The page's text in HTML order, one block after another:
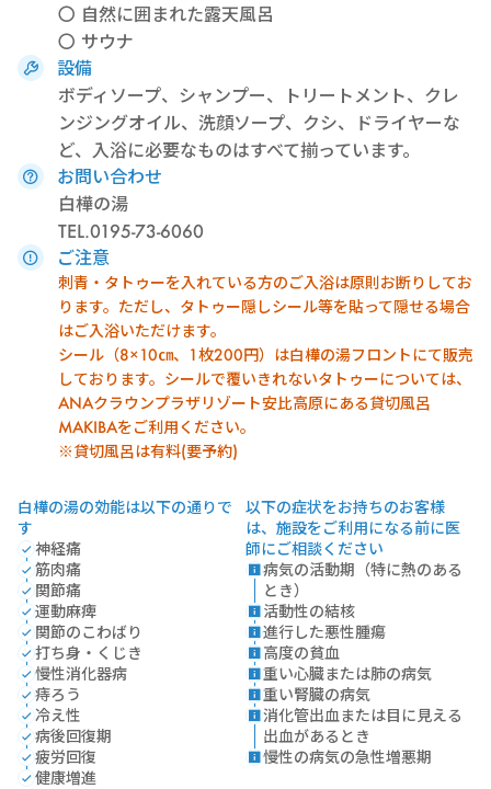
〇 自然に囲まれた露天風呂
〇 サウナ
設備
ボディソープ、シャンプー、トリートメント、クレ
ンジングオイル、洗顔ソープ、クシ、ドライヤーな
ど、入浴に必要なものはすべて揃っています。
お問い合わせ
白樺の湯
TEL.0195-73-6060
ご注意
刺青・タトゥーを入れている方のご入浴は原則お断りしてお
ります。ただし、タトゥー隠しシール等を貼って隠せる場合
はご入浴いただけます。
シール（8×10㎝、1枚200円）は白樺の湯フロントにて販売
しております。シールで覆いきれないタトゥーについては、
ANAクラウンプラザリゾート安比高原にある貸切風呂
MAKIBAをご利用ください。
※貸切風呂は有料(要予約)
白樺の湯の効能は以下の通りで
す
神経痛
筋肉痛
関節痛
運動麻痺
関節のこわばり
打ち身・くじき
慢性消化器病
痔ろう
冷え性
病後回復期
疲労回復
健康増進
以下の症状をお持ちのお客様
は、施設をご利用になる前に医
師にご相談ください
病気の活動期（特に熱のある
とき）
活動性の結核
進行した悪性腫瘍
高度の貧血
重い心臓または肺の病気
重い腎臓の病気
消化管出血または目に見える
出血があるとき
慢性の病気の急性増悪期